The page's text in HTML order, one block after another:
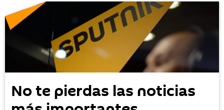
No te pierdas las noticias